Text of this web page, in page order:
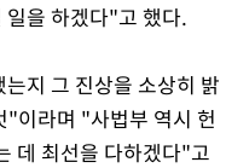
일을 하겠다"고 했다.
지 그 진상을 소상히 밝
"이라며 "사법부 역시 헌
데 최선을 다하겠다"고